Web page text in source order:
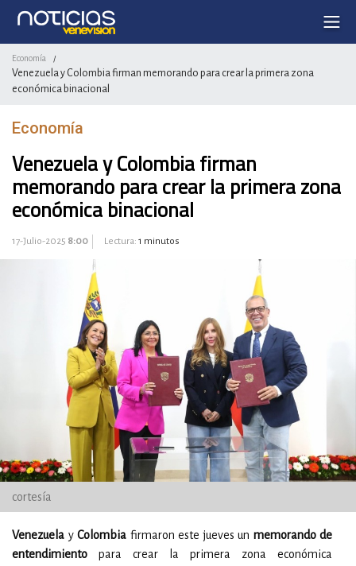
Economía /
Venezuela y Colombia firman memorando para crear la primera zona
económica binacional
Economía
Venezuela y Colombia firman
memorando para crear la primera zona
económica binacional
17-Julio-2025 8:00 Lectura: 1 minutos
cortesía
Venezuela y Colombia firmaron este jueves un memorando de
entendimiento para crear la primera zona económica